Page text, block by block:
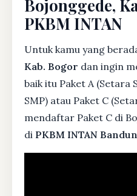
Bojonggede,
PKBM INTAN
Untuk kamu yang
Kab. Bogor dan ingin
baik itu Paket A (Setara
SMP) atau Paket C
mendaftar Paket C di
di PKBM INTAN